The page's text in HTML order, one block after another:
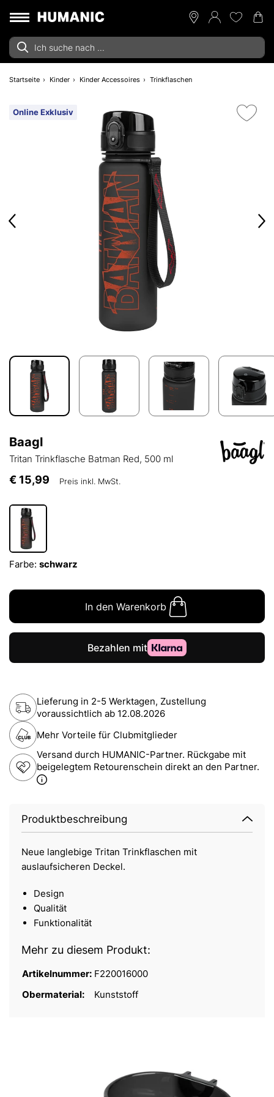
Startseite Kinder Kinder Accessoires Trinkflaschen
Online Exklusiv
Baagl
Tritan Trinkflasche Batman Red, 500 ml
€ 15,99 Preis inkl. MwSt.
Farbe: schwarz
In den Warenkorb
Lieferung in 2-5 Werktagen, Zustellung
voraussichtlich ab 12.08.2026
Mehr Vorteile für Clubmitglieder
Versand durch HUMANIC-Partner. Rückgabe mit
beigelegtem Retourenschein direkt an den Partner.
Produktbeschreibung
Neue langlebige Tritan Trinkflaschen mit
auslaufsicheren Deckel.
Design
Qualität
Funktionalität
Mehr zu diesem Produkt:
Artikelnummer: F220016000
Obermaterial:
Kunststoff